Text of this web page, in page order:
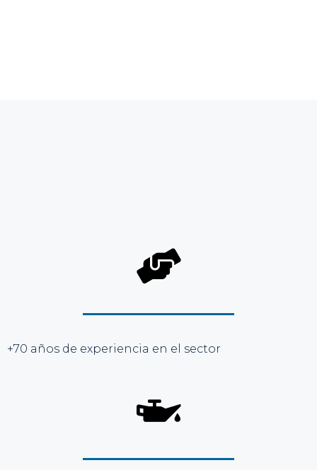
+70 años de experiencia en el sector